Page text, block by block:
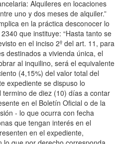
Alquileres en locaciones
uno y dos meses de alquiler.”
en la práctica desconocer lo
que instituye: “Hasta tanto se
en el inciso 2º del art. 11, para
destinados a vivienda única, el
al inquilino, será el equivalente
(4,15%) del valor total del
expediente se dispuso lo
de diez (10) días a contar
en el Boletín Oficial o de la
- lo que ocurra con fecha
que tengan interés en el
en el expediente,